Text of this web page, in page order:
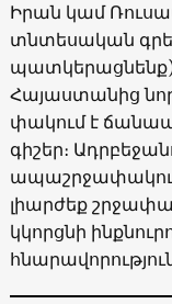
Իրան կամ
տնտեսական
Հայաստանից նոր
փակում է
գիշեր։
լիարժեք
կկորցնի